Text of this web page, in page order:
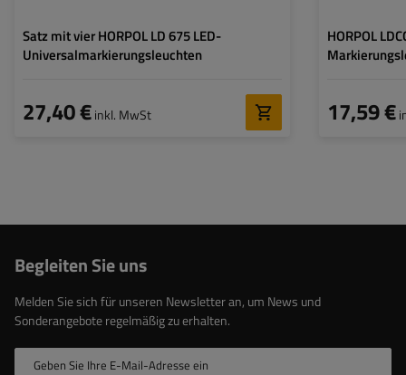
Satz mit vier HORPOL LD 675 LED-
Universalmarkierungsleuchten
27,40 €inkl. MwSt
HORPOL
17,59 €
Begleiten Sie uns
Melden Sie sich für unseren Newsletter an, um News und
Sonderangebote regelmäßig zu erhalten.
Geben Sie Ihre E-Mail-Adresse ein